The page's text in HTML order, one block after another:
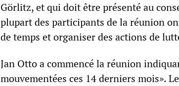
Görlitz, et qui doit être présenté au
plupart des participants de la réunion
de temps et organiser des actions de
Jan Otto a commencé la réunion
mouvementées ces 14 derniers mois».